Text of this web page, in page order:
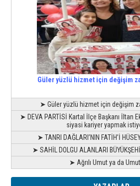
Güler yüzlü hizmet için değişim
➤ Güler yüzlü hizmet için değişim
➤ DEVA PARTİSİ Kartal İlçe Başkanı İltan
siyasi kariyer yapmak
➤ TANRI DAĞLARI’NIN FATİH’İ
➤ SAHİL DOLGU ALANLARI
➤ Ağrılı Umut ya da